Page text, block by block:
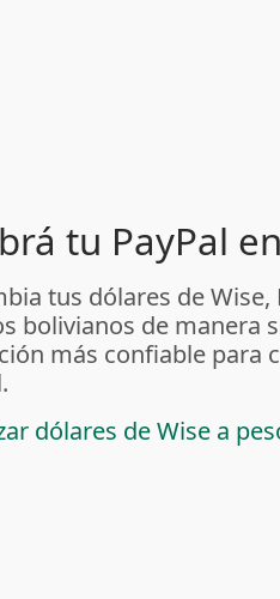
tu PayPal
tus dólares de
bolivianos de manera
más confiable para
dólares de Wise a